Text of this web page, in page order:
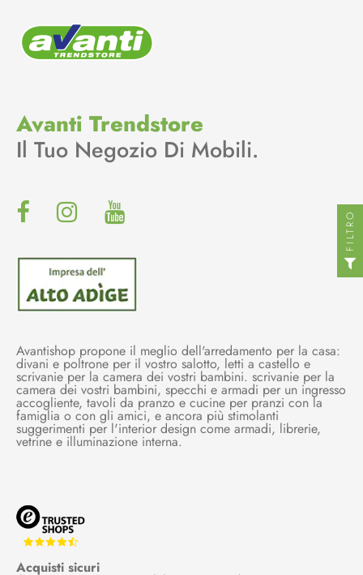
Avanti Trendstore
Il Tuo Negozio Di Mobili.
Avantishop propone il meglio dell'arredamento per la casa:
divani e poltrone per il vostro salotto, letti a castello e
scrivanie per la camera dei vostri bambini. scrivanie per la
camera dei vostri bambini, specchi e armadi per un ingresso
accogliente, tavoli da pranzo e cucine per pranzi con la
famiglia o con gli amici, e ancora più stimolanti
suggerimenti per l'interior design come armadi, librerie,
vetrine e illuminazione interna.
Acquisti sicuri
FILTRO